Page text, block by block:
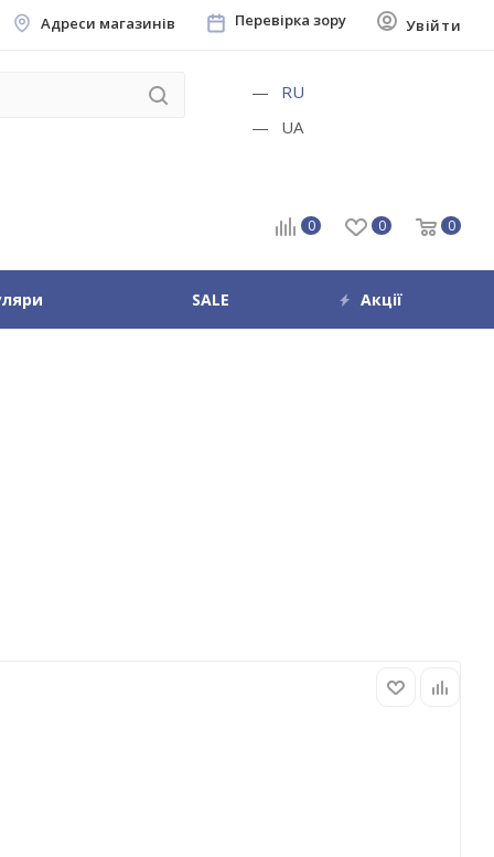
Адреси магазинів Перевірка зору Увійти
RU
UA
0 0 0
SALE Акції